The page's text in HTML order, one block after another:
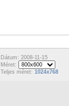
Dátum: 2008-11-15
Méret:
Teljes méret: 1024x768